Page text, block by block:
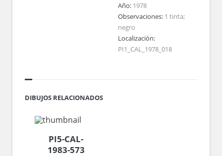
Año: 1978
Observaciones: 1 tinta;
negro
Localización:
PI1_CAL_1978_018
DIBUJOS RELACIONADOS
PI5-CAL-
1983-573